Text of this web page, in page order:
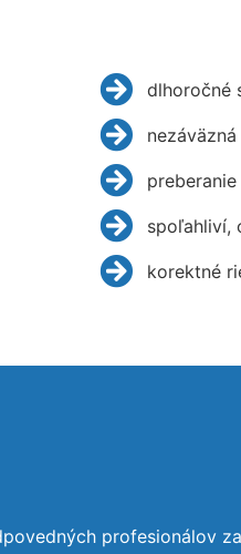
dlhoročné
spoľahliví,
korektné
profesionálov